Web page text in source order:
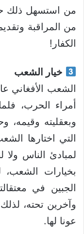
من استسهل ذلك
من المراقبة
الكفار!
خيار الشعب
الشعب الأفغاني
أمراء الحرب،
وبعقليته وقيمه،
التي اختارها
لمبادئ الناس
بخيارات
الجبين في
وآخرين تحته،
عونا لها.